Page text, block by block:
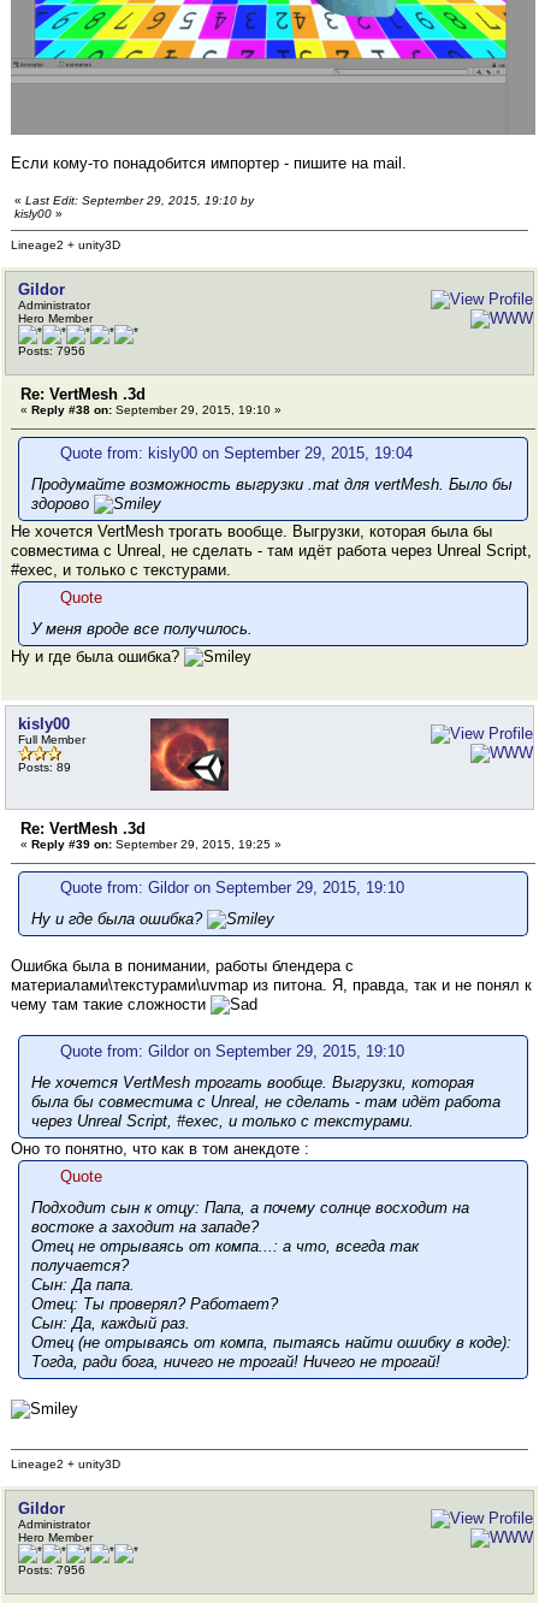
Если кому-то понадобится импортер - пишите на mail.
« Last Edit: September 29, 2015, 19:10 by
kisly00 »
Lineage2 + unity3D
Gildor
Administrator
Hero Member
Posts: 7956
Re: VertMesh .3d
« Reply #38 on: September 29, 2015, 19:10 »
Quote from: kisly00 on September 29, 2015, 19:04
Продумайте возможность выгрузки .mat для vertMesh. Было бы
здорово
Не хочется VertMesh трогать вообще. Выгрузки, которая была бы
совместима с Unreal, не сделать - там идёт работа через Unreal Script,
#exec, и только с текстурами.
Quote
У меня вроде все получилось.
Ну и где была ошибка?
kisly00
Full Member
Posts: 89
Re: VertMesh .3d
« Reply #39 on: September 29, 2015, 19:25 »
Quote from: Gildor on September 29, 2015, 19:10
Ну и где была ошибка?
Ошибка была в понимании, работы блендера с
материалами\текстурами\uvmap из питона. Я, правда, так и не понял к
чему там такие сложности
Quote from: Gildor on September 29, 2015, 19:10
Не хочется VertMesh трогать вообще. Выгрузки, которая
была бы совместима с Unreal, не сделать - там идёт работа
через Unreal Script, #exec, и только с текстурами.
Оно то понятно, что как в том анекдоте :
Quote
Подходит сын к отцу: Папа, а почему солнце восходит на
востоке а заходит на западе?
Отец не отрываясь от компа...: а что, всегда так
получается?
Сын: Да папа.
Отец: Ты проверял? Работает?
Сын: Да, каждый раз.
Отец (не отрываясь от компа, пытаясь найти ошибку в коде):
Тогда, ради бога, ничего не трогай! Ничего не трогай!
Lineage2 + unity3D
Gildor
Administrator
Hero Member
Posts: 7956